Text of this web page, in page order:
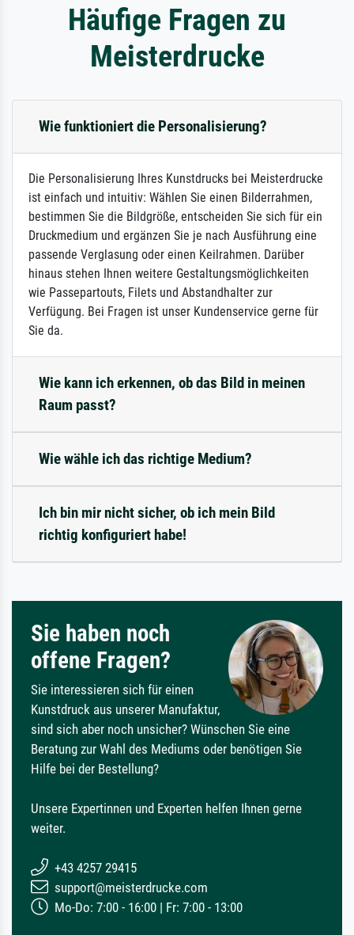
Häufige Fragen zu
Meisterdrucke
Wie funktioniert die Personalisierung?
Die Personalisierung Ihres Kunstdrucks bei Meisterdrucke
ist einfach und intuitiv: Wählen Sie einen Bilderrahmen,
bestimmen Sie die Bildgröße, entscheiden Sie sich für ein
Druckmedium und ergänzen Sie je nach Ausführung eine
passende Verglasung oder einen Keilrahmen. Darüber
hinaus stehen Ihnen weitere Gestaltungsmöglichkeiten
wie Passepartouts, Filets und Abstandhalter zur
Verfügung. Bei Fragen ist unser Kundenservice gerne für
Sie da.
Wie kann ich erkennen, ob das Bild in meinen
Raum passt?
Wie wähle ich das richtige Medium?
Ich bin mir nicht sicher, ob ich mein Bild
richtig konfiguriert habe!
Sie haben noch
offene Fragen?
Sie interessieren sich für einen
Kunstdruck aus unserer Manufaktur,
sind sich aber noch unsicher? Wünschen Sie eine
Beratung zur Wahl des Mediums oder benötigen Sie
Hilfe bei der Bestellung?
Unsere Expertinnen und Experten helfen Ihnen gerne
weiter.
+43 4257 29415
support@meisterdrucke.com
Mo-Do: 7:00 - 16:00 | Fr: 7:00 - 13:00